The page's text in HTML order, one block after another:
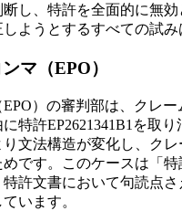
し、特許を全面的に無
ようとするすべての試み
マ（EPO）
）の審判部は、クレ
特許EP2621341B1を取
文法構造が変化し、ク
です。このケースは「特
特許文書において句読点
います。